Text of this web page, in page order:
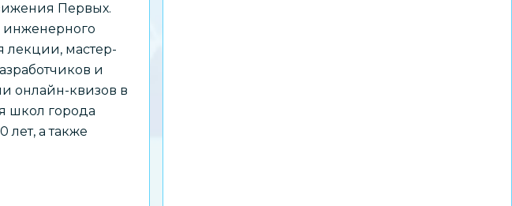
Первых.
инженерного
лекции, мастер-
и
онлайн-квизов в
школ города
лет, а также